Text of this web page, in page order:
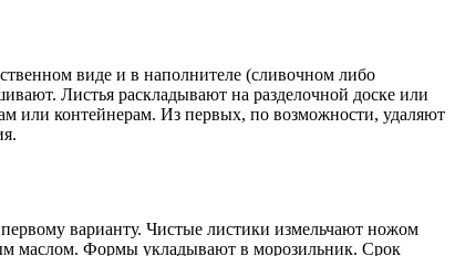
виде и в наполнителе (сливочном либо
Листья раскладывают на разделочной доске или
или контейнерам. Из первых, по возможности, удаляют
варианту. Чистые листики измельчают ножом
маслом. Формы укладывают в морозильник. Срок